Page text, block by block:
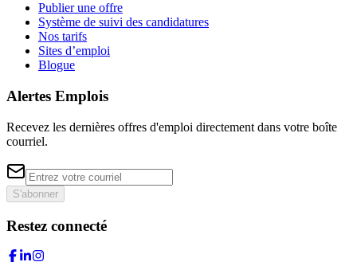
Publier une offre
Système de suivi des candidatures
Nos tarifs
Sites d’emploi
Blogue
Alertes Emplois
Recevez les dernières offres d'emploi directement dans votre boîte
courriel.
S'abonner
Restez connecté